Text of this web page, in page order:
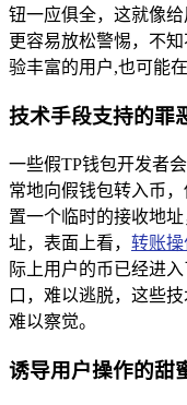
钮一应俱全，这就像
更容易放松警惕，不
验丰富的用户,也可能
技术手段支持的罪
一些假TP钱包开发者
常地向假钱包转入币
置一个临时的接收地
址，表面上看， 转账操
际上用户的币已经进
口，难以逃脱，这些
难以察觉。
诱导用户操作的甜